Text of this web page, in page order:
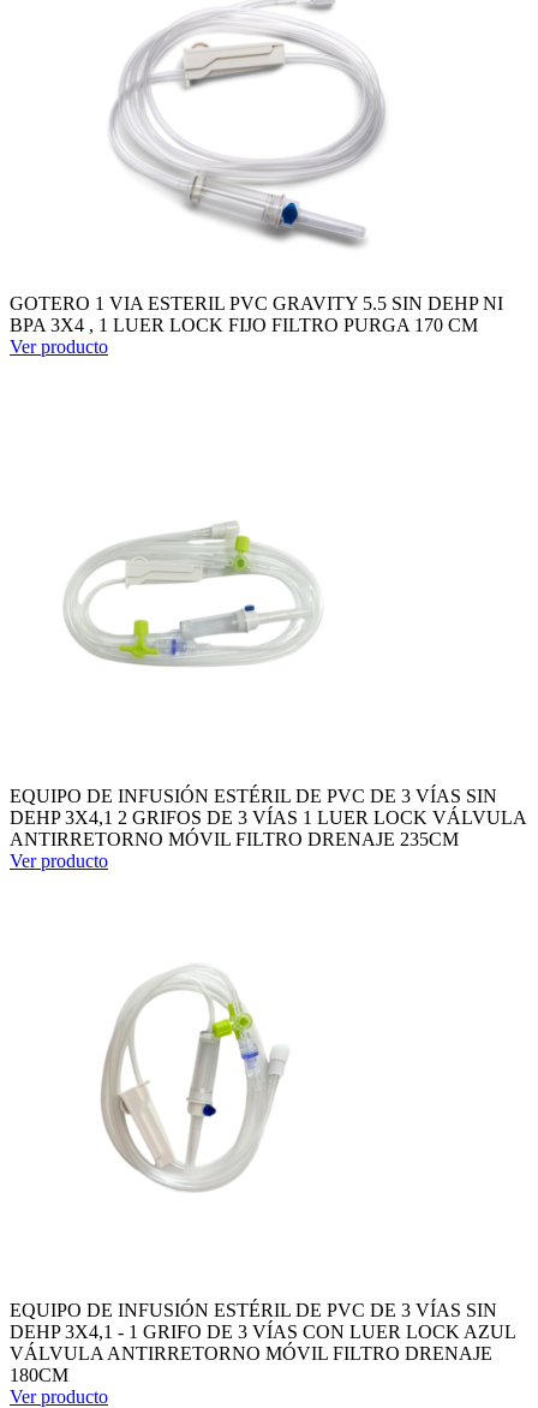
GOTERO 1 VIA ESTERIL PVC GRAVITY 5.5 SIN DEHP NI
BPA 3X4 , 1 LUER LOCK FIJO FILTRO PURGA 170 CM
Ver producto
EQUIPO DE INFUSIÓN ESTÉRIL DE PVC DE 3 VÍAS SIN
DEHP 3X4,1 2 GRIFOS DE 3 VÍAS 1 LUER LOCK VÁLVULA
ANTIRRETORNO MÓVIL FILTRO DRENAJE 235CM
Ver producto
EQUIPO DE INFUSIÓN ESTÉRIL DE PVC DE 3 VÍAS SIN
DEHP 3X4,1 - 1 GRIFO DE 3 VÍAS CON LUER LOCK AZUL
VÁLVULA ANTIRRETORNO MÓVIL FILTRO DRENAJE
180CM
Ver producto